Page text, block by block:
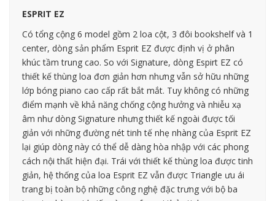
ESPRIT EZ
Có tổng cộng 6 model gồm 2 loa cột, 3 đôi bookshelf và 1
center, dòng sản phẩm Esprit EZ được định vị ở phân
khúc tầm trung cao. So với Signature, dòng Espirt EZ có
thiết kế thùng loa đơn giản hơn nhưng vẫn sở hữu những
lớp bóng piano cao cấp rất bắt mắt. Tuy không có những
điểm mạnh về khả năng chống cộng hưởng và nhiễu xạ
âm như dòng Signature nhưng thiết kế ngoài được tối
giản với những đường nét tinh tế nhẹ nhàng của Esprit EZ
lại giúp dòng này có thể dễ dàng hòa nhập với các phong
cách nội thất hiện đại. Trái với thiết kế thùng loa được tinh
giản, hệ thống của loa Esprit EZ vẫn được Triangle ưu ái
trang bị toàn bộ những công nghệ đặc trưng với bộ ba